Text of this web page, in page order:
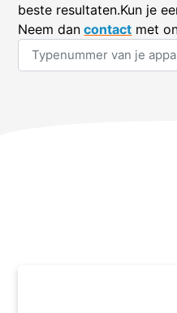
beste resultaten.Kun je
Neem dan contact met